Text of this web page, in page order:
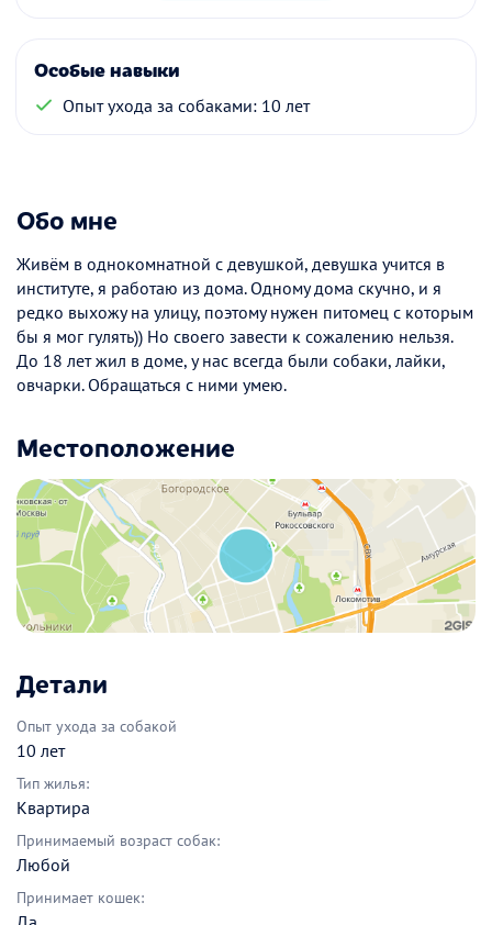
Особые навыки
Опыт ухода за собаками: 10 лет
Обо мне
Живём в однокомнатной с девушкой, девушка учится в
институте, я работаю из дома. Одному дома скучно, и я
редко выхожу на улицу, поэтому нужен питомец с которым
бы я мог гулять)) Но своего завести к сожалению нельзя.
До 18 лет жил в доме, у нас всегда были собаки, лайки,
овчарки. Обращаться с ними умею.
Местоположение
Детали
Опыт ухода за собакой
10 лет
Тип жилья:
Квартира
Принимаемый возраст собак:
Любой
Принимает кошек: